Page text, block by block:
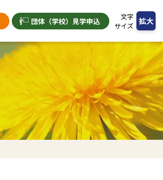
団体（学校） 見学申込
文字
サイズ 拡大